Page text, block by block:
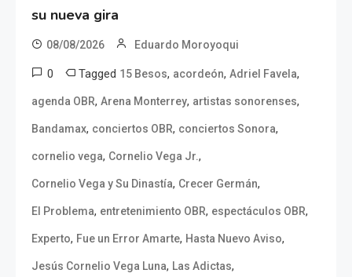
su nueva gira
08/08/2026 Eduardo Moroyoqui
0 Tagged 15 Besos, acordeón, Adriel Favela,
agenda OBR, Arena Monterrey, artistas sonorenses,
Bandamax, conciertos OBR, conciertos Sonora,
cornelio vega, Cornelio Vega Jr.,
Cornelio Vega y Su Dinastía, Crecer Germán,
El Problema, entretenimiento OBR, espectáculos OBR,
Experto, Fue un Error Amarte, Hasta Nuevo Aviso,
Jesús Cornelio Vega Luna, Las Adictas,